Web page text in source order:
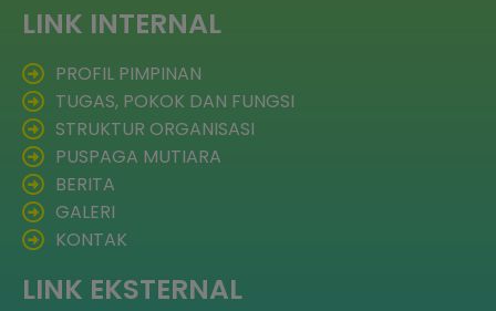
LINK INTERNAL
PROFIL PIMPINAN
TUGAS, POKOK DAN FUNGSI
STRUKTUR ORGANISASI
PUSPAGA MUTIARA
BERITA
GALERI
KONTAK
LINK EKSTERNAL